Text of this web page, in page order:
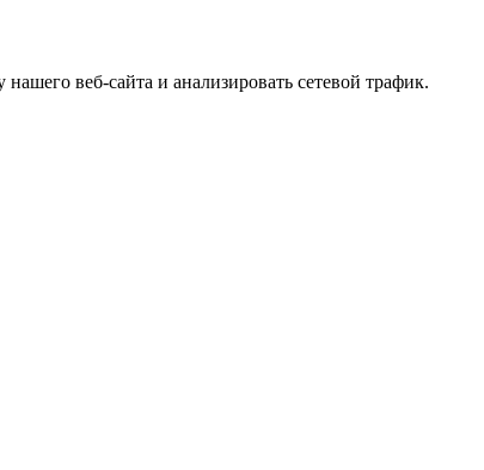
веб-сайта и анализировать сетевой трафик.